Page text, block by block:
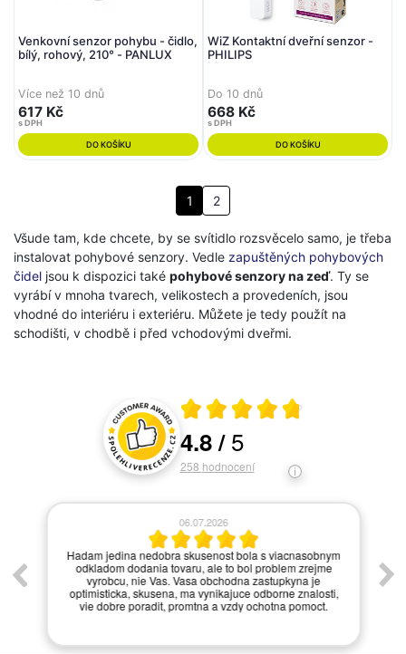
Venkovní senzor pohybu - čidlo,
bílý, rohový, 210° - PANLUX
Více než 10 dnů
617 Kč
s DPH
DO KOŠÍKU
WiZ Kontaktní dveřní senzor -
PHILIPS
Do 10 dnů
668 Kč
s DPH
DO KOŠÍKU
1 2
Všude tam, kde chcete, by se svítidlo rozsvěcelo samo, je třeba
instalovat pohybové senzory. Vedle zapuštěných pohybových
čidel jsou k dispozici také pohybové senzory na zeď. Ty se
vyrábí v mnoha tvarech, velikostech a provedeních, jsou
vhodné do interiéru i exteriéru. Můžete je tedy použít na
schodišti, v chodbě i před vchodovými dveřmi.
Hodnocení a recenze zákazníků
Průměrné hodnocení 4.8 z 5
4.8/5
258 hodnocení
06.07.2026
Hadam jedina nedobra skusenost bola s viacnasobnym
odkladom dodania tovaru, ale to bol problem zrejme
vyrobcu, nie Vas. Vasa obchodna zastupkyna je
optimisticka, skusena, ma vynikajuce odborne znalosti,
vie dobre poradit, promtna a vzdy ochotna pomoct.